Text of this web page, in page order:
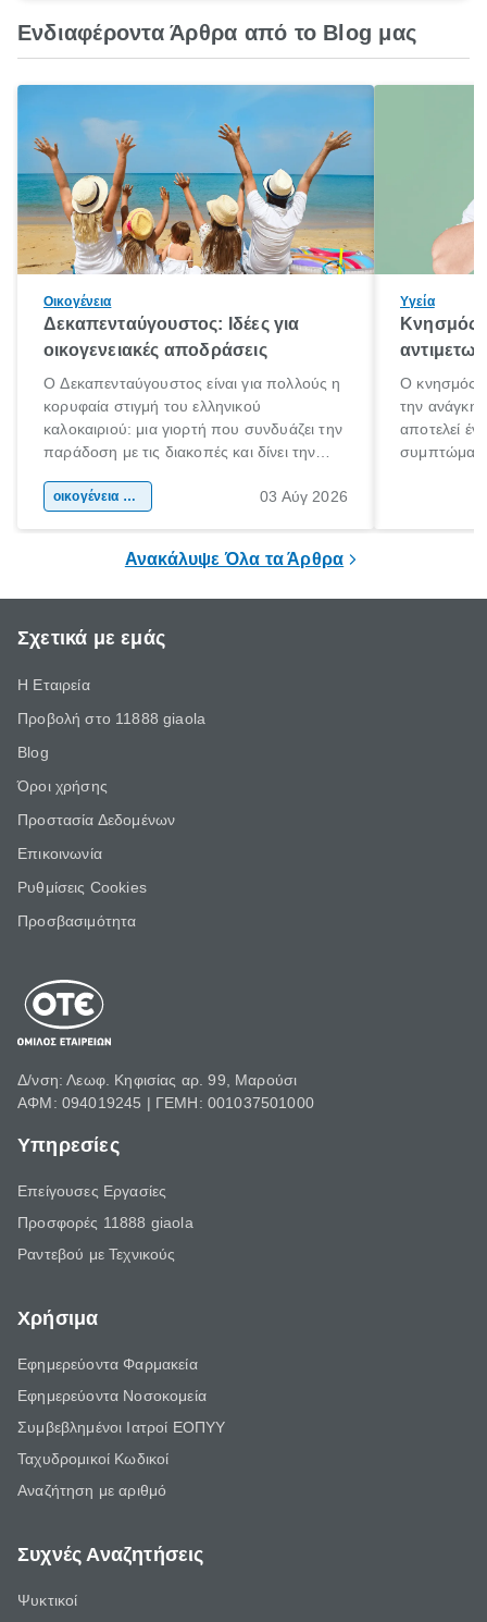
Ενδιαφέροντα Άρθρα από το Blog μας
Οικογένεια
Δεκαπενταύγουστος: Ιδέες για
οικογενειακές αποδράσεις
Ο Δεκαπενταύγουστος είναι για πολλούς η
κορυφαία στιγμή του ελληνικού
καλοκαιριού: μια γιορτή που συνδυάζει την
παράδοση με τις διακοπές και δίνει την
χώρας. Είτε πρόκειται για λίγες μέρες
οικογένεια & παιδί 03 Αύγ 2026
Υγεία
Κνησμός:
Ο κνησμός
την ανάγκη
αποτελεί
Ανακάλυψε Όλα τα Άρθρα
Σχετικά με εμάς
Η Εταιρεία
Προβολή στο 11888 giaola
Blog
Όροι χρήσης
Προστασία Δεδομένων
Επικοινωνία
Ρυθμίσεις Cookies
Προσβασιμότητα
Δ/νση: Λεωφ. Κηφισίας αρ. 99, Μαρούσι
ΑΦΜ: 094019245 | ΓΕΜΗ: 001037501000
Υπηρεσίες
Επείγουσες Εργασίες
Προσφορές 11888 giaola
Ραντεβού με Τεχνικούς
Χρήσιμα
Εφημερεύοντα Φαρμακεία
Εφημερεύοντα Νοσοκομεία
Συμβεβλημένοι Ιατροί ΕΟΠΥΥ
Ταχυδρομικοί Κωδικοί
Αναζήτηση με αριθμό
Συχνές Αναζητήσεις
Ψυκτικοί